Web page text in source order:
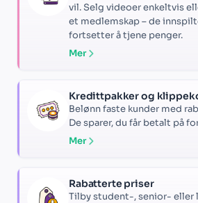
vil. Selg videoer enkeltvis
et medlemskap – de
fortsetter å tjene penger.
Mer
Kredittpakker og
Belønn faste kunder med
De sparer, du får betalt på
Mer
Rabatterte priser
Tilby student-, senior-